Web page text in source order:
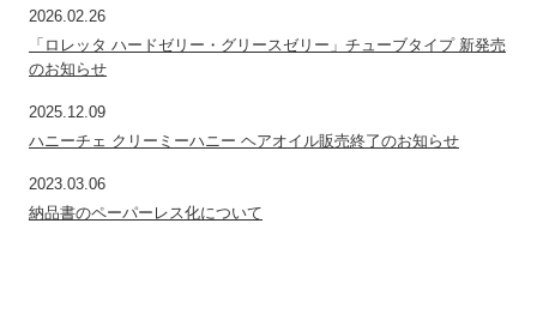
2026.02.26
「ロレッタ ハードゼリー・グリースゼリー」チューブタイプ 新発売
のお知らせ
2025.12.09
ハニーチェ クリーミーハニー ヘアオイル販売終了のお知らせ
2023.03.06
納品書のペーパーレス化について